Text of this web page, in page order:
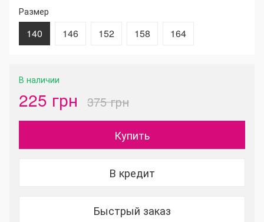
Размер
140 146 152 158 164
В наличии
225 грн 375 грн
Купить
В кредит
Быстрый заказ